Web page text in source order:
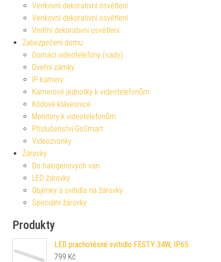
Venkovní dekorativní osvětlení
Venkovní dekorativní osvětlení
Vnitřní dekorativní osvětlení
Zabezpečení domu
Domácí videotelefony (sady)
Dveřní zámky
IP kamery
Kamerové jednotky k videotelefonům
Kódové klávesnice
Monitory k videotelefonům
Příslušenství GoSmart
Videozvonky
Žárovky
Do halogenových van
LED žárovky
Objímky a svítidla na žárovky
Speciální žárovky
Produkty
LED prachotěsné svítidlo FESTY 34W, IP65
799 Kč